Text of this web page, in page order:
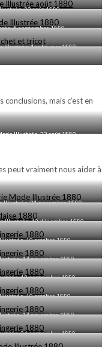
22 août 1880
5 septembre 1880
Illustrée, 1er février 1880
mais c’est en
Illustrée, 22 août 1880.
peut vraiment nous aider à
Illustrée, 21 novembre 1880
Illustrée, 12 décembre 1880
10 octobre 1880
14 novembre 1880
12 septembre 1880
10 octobre 1880
14 novembre 1880
26 septembre 1880